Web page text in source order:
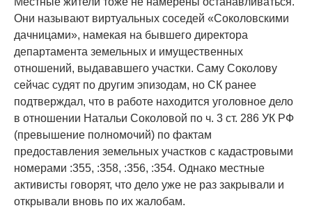
Они называют виртуальных соседей «Соколовскими
дачницами», намекая на бывшего директора
департамента земельных и имущественных
отношений, выдававшего участки. Саму Соколову
сейчас судят по другим эпизодам, но СК ранее
подтверждал, что в работе находится уголовное дело
в отношении Натальи Соколовой по ч. 3 ст. 286 УК РФ
(превышение полномочий) по фактам
предоставления земельных участков с кадастровыми
номерами :355, :358, :356, :354. Однако местные
активисты говорят, что дело уже не раз закрывали и
открывали вновь по их жалобам.